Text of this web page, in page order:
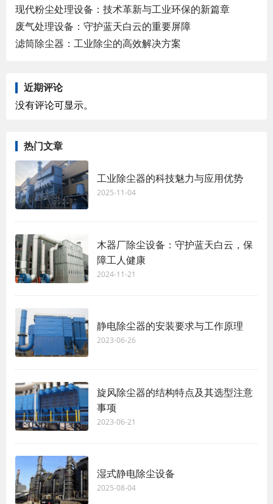
现代粉尘处理设备：技术革新与工业环保的新篇章
废气处理设备：守护蓝天白云的重要屏障
滤筒除尘器：工业除尘的高效解决方案
近期评论
没有评论可显示。
热门文章
工业除尘器的科技魅力与应用优势
2025-11-04
木器厂除尘设备：守护蓝天白云，保
障工人健康
2024-11-21
静电除尘器的安装要求与工作原理
2023-06-26
旋风除尘器的结构特点及其选型注意
事项
2023-06-21
湿式静电除尘设备
2025-08-04